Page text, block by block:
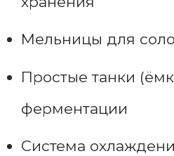
Мельницы для
Простые танки
ферментации
Система